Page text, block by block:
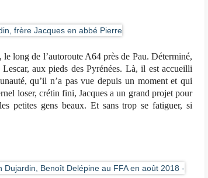
le long de l’autoroute A64 près de Pau. Déterminé,
aux pieds des Pyrénées. Là, il est accueilli
qu’il n’a pas vue depuis un moment et qui
loser, crétin fini, Jacques a un grand projet pour
petites gens beaux. Et sans trop se fatiguer, si